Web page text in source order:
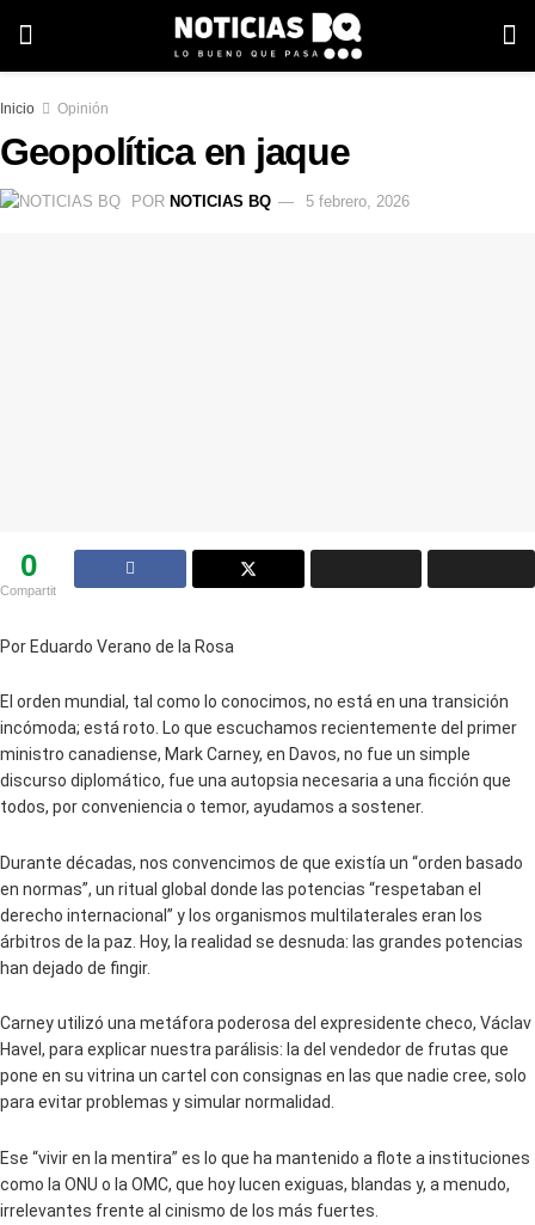
Inicio Opinión
Geopolítica en jaque
POR NOTICIAS BQ 5 febrero, 2026
0
Compartit
Por Eduardo Verano de la Rosa
El orden mundial, tal como lo conocimos, no está en una transición
incómoda; está roto. Lo que escuchamos recientemente del primer
ministro canadiense, Mark Carney, en Davos, no fue un simple
discurso diplomático, fue una autopsia necesaria a una ficción que
todos, por conveniencia o temor, ayudamos a sostener.
Durante décadas, nos convencimos de que existía un “orden basado
en normas”, un ritual global donde las potencias “respetaban el
derecho internacional” y los organismos multilaterales eran los
árbitros de la paz. Hoy, la realidad se desnuda: las grandes potencias
han dejado de fingir.
Carney utilizó una metáfora poderosa del expresidente checo, Václav
Havel, para explicar nuestra parálisis: la del vendedor de frutas que
pone en su vitrina un cartel con consignas en las que nadie cree, solo
para evitar problemas y simular normalidad.
Ese “vivir en la mentira” es lo que ha mantenido a flote a instituciones
como la ONU o la OMC, que hoy lucen exiguas, blandas y, a menudo,
irrelevantes frente al cinismo de los más fuertes.